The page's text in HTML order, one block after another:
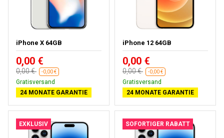
iPhone X 64GB
0,00 €
0,00 € -0,00 €
Gratisversand
24 MONATE GARANTIE
iPhone 12 64GB
0,00 €
0,00 € -0,00 €
Gratisversand
24 MONATE GARANTIE
EXKLUSIV SOFORTIGER RABATT